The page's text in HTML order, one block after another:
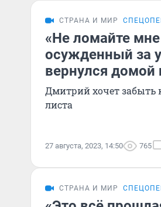
СТРАНА И МИР
«Не ломайте
осужденный за
вернулся домой
Дмитрий хочет забыть
листа
27 августа, 2023, 14:50 765
СТРАНА И МИР